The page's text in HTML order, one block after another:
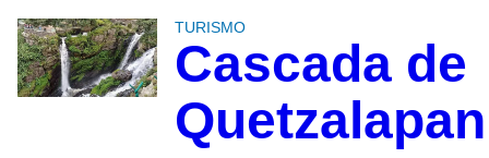
TURISMO
Cascada de
Quetzalapan